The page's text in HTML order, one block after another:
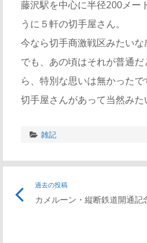
藤沢駅を中心に半径200メー
うに５軒の切手屋さん。
今なら切手商激戦区みたいな
でも、あの頃はそれが普通
ら、特別な思いは無かったで
切手屋さんがあって当然みた
雑記
過去の投稿
カメルーン・縦断鉄道開通記